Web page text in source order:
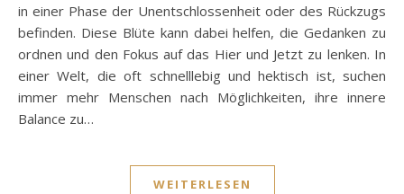
in einer Phase der Unentschlossenheit oder des Rückzugs
befinden. Diese Blüte kann dabei helfen, die Gedanken zu
ordnen und den Fokus auf das Hier und Jetzt zu lenken. In
einer Welt, die oft schnelllebig und hektisch ist, suchen
immer mehr Menschen nach Möglichkeiten, ihre innere
Balance zu…
WEITERLESEN